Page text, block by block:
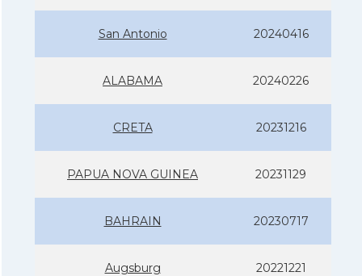
San Antonio 20240416
ALABAMA 20240226
CRETA 20231216
PAPUA NOVA GUINEA 20231129
BAHRAIN 20230717
Augsburg 20221221